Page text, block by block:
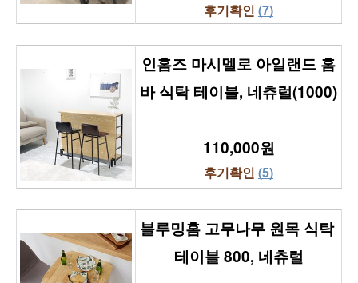
후기확인 (7)
인홈즈 마시멜로 아일랜드 홈
바 식탁 테이블, 네츄럴(1000)
110,000원
후기확인 (5)
블루밍홈 고무나무 원목 식탁
테이블 800, 네츄럴